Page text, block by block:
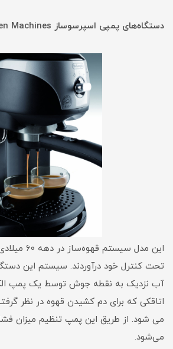
دستگاه‌های پمپی اسپرسوساز Pump Driven Machines
این مدل
تحت کنترل خود درآوردند. سیستم این
آب نزدیک به نقطه جوش توسط یک پمپ
اتاقکی که برای دم کشیدن قهوه در نظر
می شود. از طریق این پمپ تنظیم میزان
می‌شود.